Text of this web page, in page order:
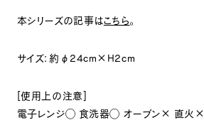
本シリーズの記事はこちら。
サイズ：約φ 24cm×H2cm
[使用上の注意]
電子レンジ◯ 食洗器◯ オーブン× 直火 ×